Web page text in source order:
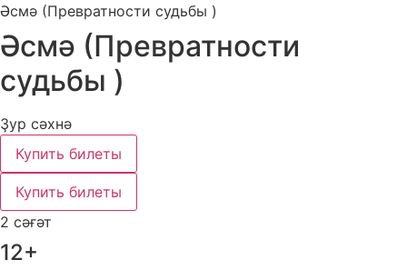
Әсмә (Превратности судьбы )
Әсмә (Превратности
судьбы )
Ҙур сәхнә
Купить билеты
Купить билеты
2 сәғәт
12+